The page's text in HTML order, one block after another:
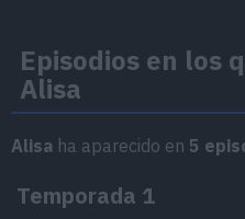
Episodios en los
Alisa
Alisa ha aparecido en 5
Temporada 1